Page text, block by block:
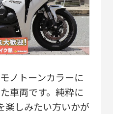
ノトーンカラーに
車両です。純粋に
楽しみたい方いかが